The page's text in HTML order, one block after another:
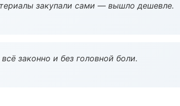
закупали сами — вышло дешевле.
законно и без головной боли.